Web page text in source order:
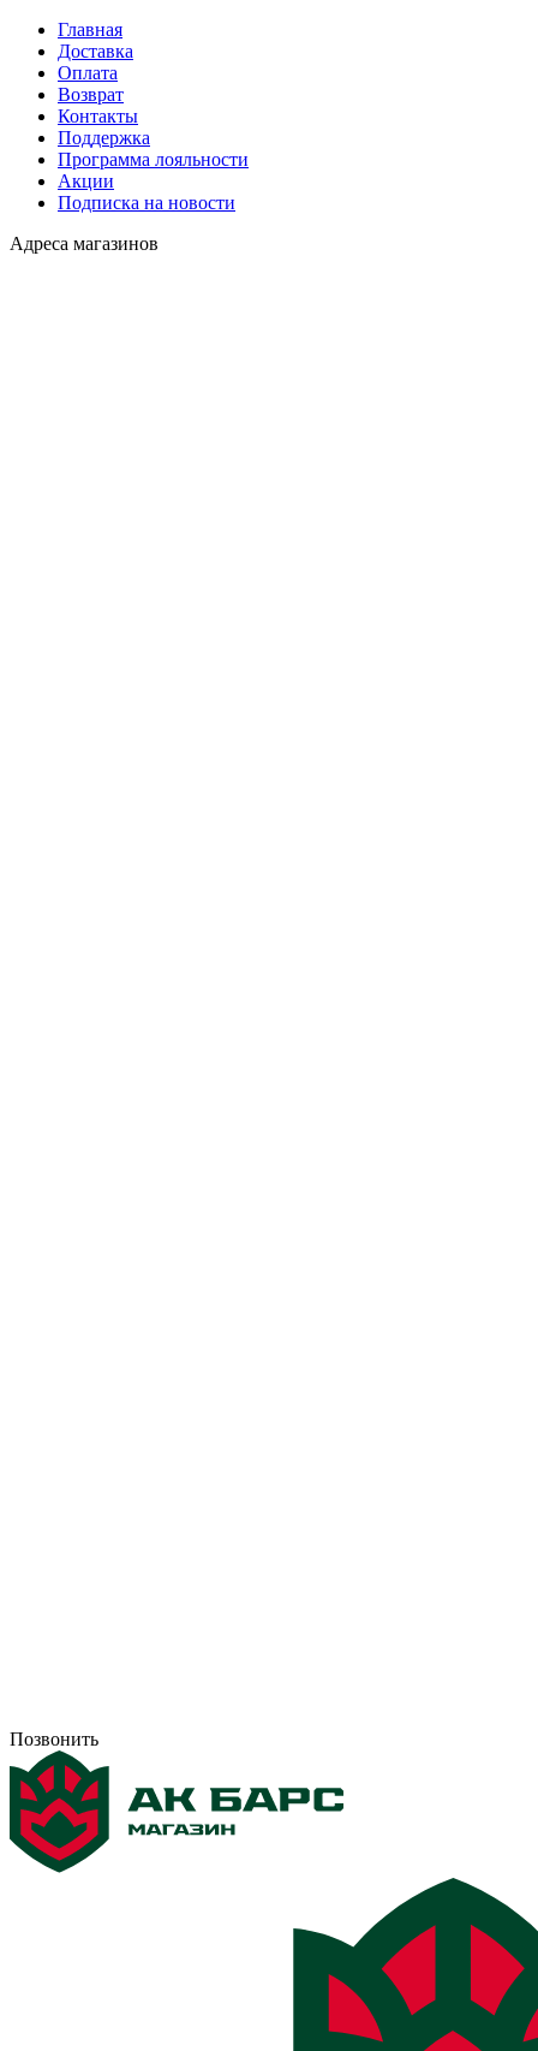
Главная
Доставка
Оплата
Возврат
Контакты
Поддержка
Программа лояльности
Акции
Подписка на новости
Адреса магазинов
Позвонить